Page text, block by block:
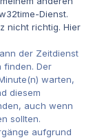
Dienst.
nicht richtig. Hier
der Zeitdienst
finden. Der
warten,
diesem
auch wenn
sollten.
aufgrund